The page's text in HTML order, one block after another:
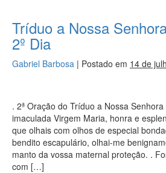
Tríduo a Nossa
2º Dia
Gabriel Barbosa | Postado em 14 de
. 2ª Oração do Tríduo a Nossa
imaculada Virgem Maria, honra e
que olhais com olhos de especial
bendito escapulário, olhai-me
manto da vossa maternal proteção. .
com […]